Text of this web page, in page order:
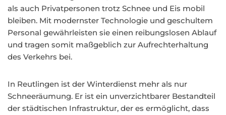
als auch Privatpersonen trotz Schnee und Eis mobil
bleiben. Mit modernster Technologie und geschultem
Personal gewährleisten sie einen reibungslosen Ablauf
und tragen somit maßgeblich zur Aufrechterhaltung
des Verkehrs bei.
In Reutlingen ist der Winterdienst mehr als nur
Schneeräumung. Er ist ein unverzichtbarer Bestandteil
der städtischen Infrastruktur, der es ermöglicht, dass